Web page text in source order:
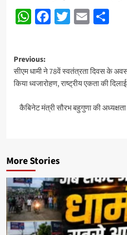
WhatsApp
Facebook
Twitter
Email
Post
navigation
Previous:
सीएम धामी ने 78वें स्वतंत्रता दिवस के
किया ध्वजारोहण, राष्ट्रीय एकता की
कैबिनेट मंत्री सौरभ बहुगुणा की
More Stories